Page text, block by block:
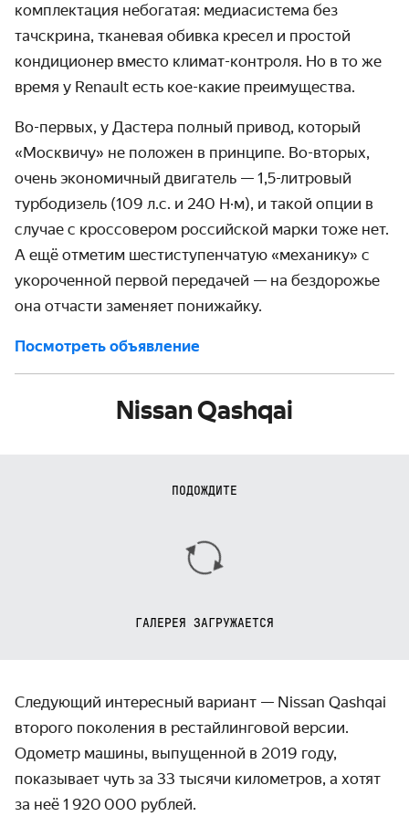
комплектация небогатая: медиасистема без
тачскрина, тканевая обивка кресел и простой
кондиционер вместо климат-контроля. Но в то же
время у Renault есть кое-какие преимущества.
Во-первых, у Дастера полный привод, который
«Москвичу» не положен в принципе. Во-вторых,
очень экономичный двигатель — 1,5-литровый
турбодизель (109 л.с. и 240 Н·м), и такой опции в
случае с кроссовером российской марки тоже нет.
А ещё отметим шестиступенчатую «механику» с
укороченной первой передачей — на бездорожье
она отчасти заменяет понижайку.
Посмотреть объявление
Nissan Qashqai
ПОДОЖДИТЕ
ГАЛЕРЕЯ ЗАГРУЖАЕТСЯ
Следующий интересный вариант — Nissan Qashqai
второго поколения в рестайлинговой версии.
Одометр машины, выпущенной в 2019 году,
показывает чуть за 33 тысячи километров, а хотят
за неё 1 920 000 рублей.